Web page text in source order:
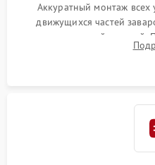
Аккуратный монтаж всех
движущихся частей
силиконовой
декальцинации и